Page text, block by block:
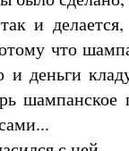
и делается,
что
и деньги
шампанское